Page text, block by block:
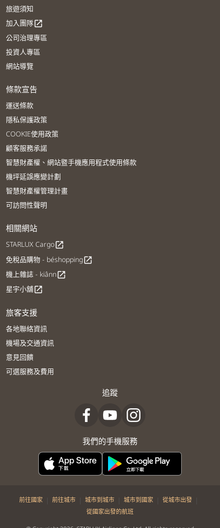
旅遊須知
加入團隊open_in_new
公司治理專區
投資人專區
網站導覽
條款宣告
運送條款
隱私保護政策
COOKIE使用政策
顧客服務承諾
智慧財產權、網站暨手機應用程式使用條款
機坪延誤應變計劃
智慧財產權管理計畫
可訪問性聲明
相關網站
STARLUX Cargoopen_in_new
免稅品購物 - béshoppingopen_in_new
機上雜誌 - kiânnopen_in_new
星宇小舖open_in_new
旅客支援
各地聯絡資訊
機場及交通資訊
意見回饋
可選服務及費用
追蹤
我們的手機服務
前往國家 | 前往城市 | 城市到城市 | 城市到國家 | 從城市出發 |
從國家出發的航班